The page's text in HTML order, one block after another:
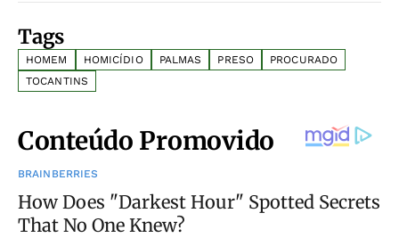
Tags
HOMEM HOMICÍDIO PALMAS PRESO
PROCURADO
TOCANTINS